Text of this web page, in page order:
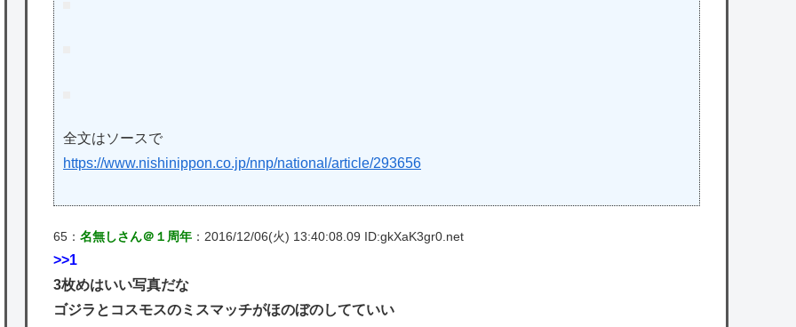
全文はソースで
https://www.nishinippon.co.jp/nnp/national/article/293656
65： 名無しさん＠１周年 ：2016/12/06(火) 13:40:08.09 ID:gkXaK3gr0.net
>>1
3枚めはいい写真だな
ゴジラとコスモスのミスマッチがほのぼのしてていい